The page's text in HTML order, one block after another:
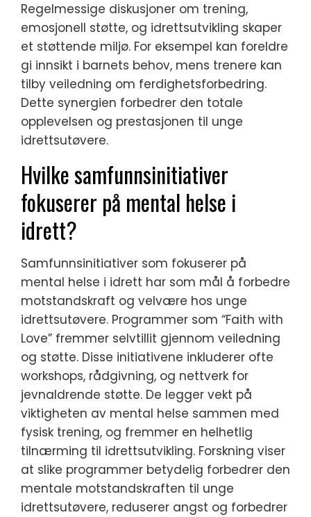
Regelmessige diskusjoner om trening,
emosjonell støtte, og idrettsutvikling skaper
et støttende miljø. For eksempel kan foreldre
gi innsikt i barnets behov, mens trenere kan
tilby veiledning om ferdighetsforbedring.
Dette synergien forbedrer den totale
opplevelsen og prestasjonen til unge
idrettsutøvere.
Hvilke samfunnsinitiativer
fokuserer på mental helse i
idrett?
Samfunnsinitiativer som fokuserer på
mental helse i idrett har som mål å forbedre
motstandskraft og velvære hos unge
idrettsutøvere. Programmer som “Faith with
Love” fremmer selvtillit gjennom veiledning
og støtte. Disse initiativene inkluderer ofte
workshops, rådgivning, og nettverk for
jevnaldrende støtte. De legger vekt på
viktigheten av mental helse sammen med
fysisk trening, og fremmer en helhetlig
tilnærming til idrettsutvikling. Forskning viser
at slike programmer betydelig forbedrer den
mentale motstandskraften til unge
idrettsutøvere, reduserer angst og forbedrer